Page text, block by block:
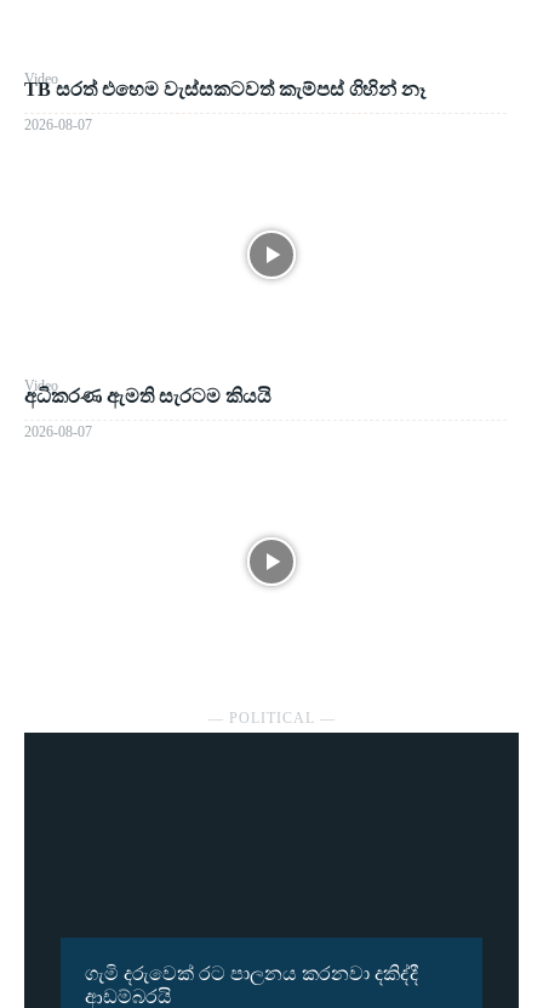
Video
TB සරත් එහෙම වැස්සකටවත් කැම්පස් ගිහින් නෑ
2026-08-07
Video
අධිකරණ ඇමති සැරටම කියයි
2026-08-07
― POLITICAL ―
ගැමි දරුවෙක් රට පාලනය කරනවා දකිද්දී
ආඩම්බරයි